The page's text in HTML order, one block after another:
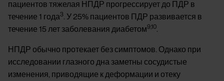
пациентов тяжелая НПДР прогрессирует до ПДР в
течение 1 года3. У 25% пациентов ПДР развивается в
течение 15 лет заболевания диабетом9,10.
НПДР обычно протекает без симптомов. Однако при
исследовании глазного дна заметны сосудистые
изменения, приводящие к деформации и отеку